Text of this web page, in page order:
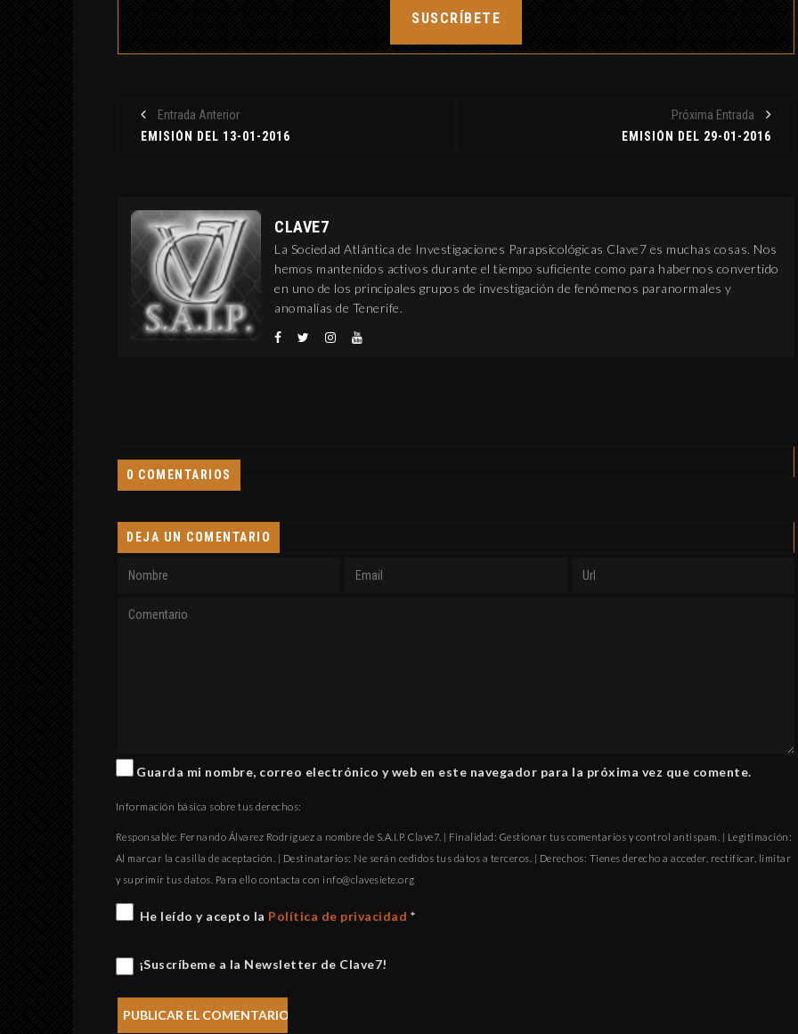
SUSCRÍBETE
Entrada Anterior
EMISIÓN DEL 13-01-2016
Próxima Entrada
EMISIÓN DEL 29-01-2016
CLAVE7
La Sociedad Atlántica de Investigaciones Parapsicológicas Clave7 es muchas cosas. Nos
hemos mantenidos activos durante el tiempo suficiente como para habernos convertido
en uno de los principales grupos de investigación de fenómenos paranormales y
anomalías de Tenerife.
0 COMENTARIOS
DEJA UN COMENTARIO
Guarda mi nombre, correo electrónico y web en este navegador para la próxima vez que comente.
Información básica sobre tus derechos:
Responsable: Fernando Álvarez Rodríguez a nombre de S.A.I.P. Clave7. | Finalidad: Gestionar tus comentarios y control antispam. | Legitimación:
Al marcar la casilla de aceptación. | Destinatarios: Ne serán cedidos tus datos a terceros. | Derechos: Tienes derecho a acceder, rectificar, limitar
y suprimir tus datos. Para ello contacta con gro.eteisevalc@ofni
He leído y acepto la Política de privacidad *
¡Suscríbeme a la Newsletter de Clave7!